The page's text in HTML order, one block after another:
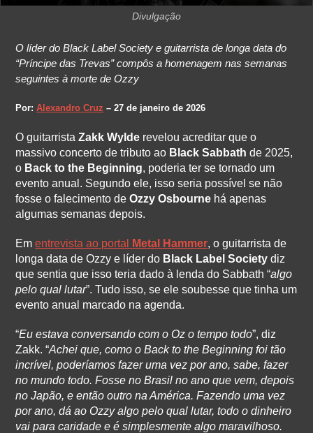
Divulgação
O líder do Black Label Society e guitarrista de longa data do
“Príncipe das Trevas” compôs a homenagem nas semanas
seguintes à morte de Ozzy
Por:Alexandro Cruz – 27 de janeiro de 2026
O guitarristaZakk Wylde revelou acreditar que o
massivo concerto de tributo ao Black Sabbath de 2025,
o Back to the Beginning, poderia ter se tornado um
evento anual. Segundo ele, isso seria possível se não
fosse o falecimento deOzzy Osbourne há apenas
algumas semanas depois.
Ementrevista ao portal Metal Hammer, o guitarrista de
longa data de Ozzy e líder do Black Label Society diz
que sentia que isso teria dado à lenda do Sabbath “algo
pelo qual lutar”. Tudo isso, se ele soubesse que tinha um
evento anual marcado na agenda.
“Eu estava conversando com o Oz o tempo todo”, diz
Zakk. “Achei que, como o Back to the Beginning foi tão
incrível, poderíamos fazer uma vez por ano, sabe, fazer
no mundo todo. Fosse no Brasil no ano que vem, depois
no Japão, e então outro na América. Fazendo uma vez
por ano, dá ao Ozzy algo pelo qual lutar, todo o dinheiro
vai para caridade e é simplesmente algo maravilhoso.